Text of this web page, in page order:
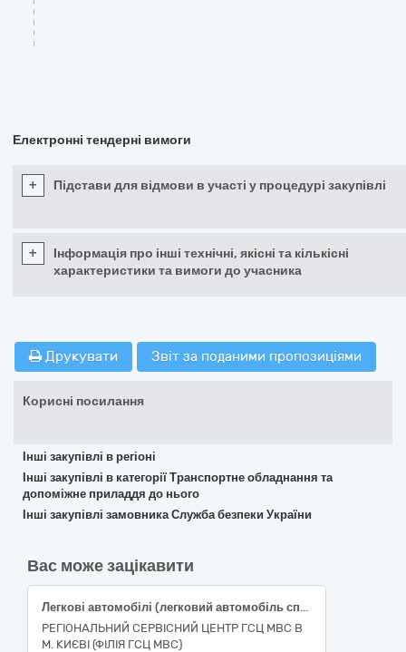
Електронні тендерні вимоги
+ Підстави для відмови в участі у процедурі закупівлі
+
Інформація про інші технічні, якісні та кількісні
характеристики та вимоги до учасника
Друкувати Звіт за поданими пропозиціями
Корисні посилання
Інші закупівлі в регіоні
Інші закупівлі в категорії Транспортне обладнання та
допоміжне приладдя до нього
Інші закупівлі замовника Служба безпеки України
Вас може зацікавити
Легкові автомобілі (легковий автомобіль спеціалізованого призначення) 34110000-1 за ДК 021:2015 Єдиного закупівельного словника.
РЕГІОНАЛЬНИЙ СЕРВІСНИЙ ЦЕНТР ГСЦ МВС В
М. КИЄВІ (ФІЛІЯ ГСЦ МВС)